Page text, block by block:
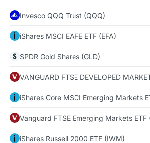
Invesco QQQ Trust (QQQ)
iShares MSCI EAFE ETF (EFA)
SPDR Gold Shares (GLD)
VANGUARD FTSE DEVELOPED
iShares Core MSCI Emerging Markets
Vanguard FTSE Emerging Markets ETF
iShares Russell 2000 ETF (IWM)